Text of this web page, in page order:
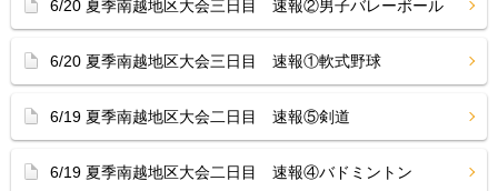
6/20 夏季南越地区大会三日目 速報②男子バレーボール
6/20 夏季南越地区大会三日目 速報①軟式野球
6/19 夏季南越地区大会二日目 速報⑤剣道
6/19 夏季南越地区大会二日目 速報④バドミントン